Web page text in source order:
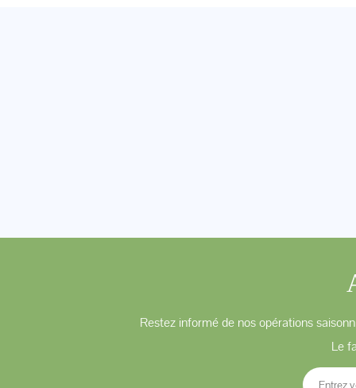
Restez informé de nos opérations
Le